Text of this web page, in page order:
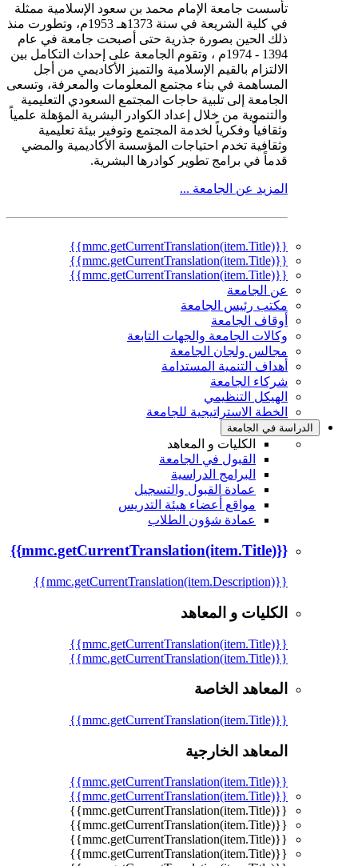
تأسست جامعة الإمام محمد بن سعود الإسلامية ممثلة
في كلية الشريعة في سنة 1373هـ 1953م، وتطورت منذ
ذلك الحين بصورة جذرية حتى أصبحت جامعة في عام
1394 - 1974م ، وتقوم الجامعة على إحداث التكامل بين
الالتزام بالقيم الإسلامية والتميز الأكاديمي من أجل
المساهمة في بناء مجتمع المعلومات والمعرفة، وتسعى
الجامعة إلى تلبية حاجات المجتمع السعودي التعليمية
والتنموية من خلال إعداد الكوادر البشرية المؤهلة علمياً
وثقافياً وفكرياً لخدمة المجتمع وتوفير بيئة تعليمية
وثقافية تخدم احتياجات المؤسسة الأكاديمية والمضي
قدماً في برامج تطوير كوادرها البشرية.
المزيد عن الجامعة ...
{{mmc.getCurrentTranslation(item.Title)}}
{{mmc.getCurrentTranslation(item.Title)}}
{{mmc.getCurrentTranslation(item.Title)}}
عن الجامعة
مكتب رئيس الجامعة
أوقاف الجامعة
وكالات الجامعة والجهات التابعة
مجالس ولجان الجامعة
أهداف التنمية المستدامة
شركاء الجامعة
الهيكل التنظيمي
الخطة الاستراتيجية للجامعة
الدراسة في الجامعة
الكليات و المعاهد
القبول في الجامعة
البرامج الدراسية
عمادة القبول والتسجيل
مواقع أعضاء هيئة التدريس
عمادة شؤون الطلاب
{{mmc.getCurrentTranslation(item.Title)}}
{{mmc.getCurrentTranslation(item.Description)}}
الكليات و المعاهد
{{mmc.getCurrentTranslation(item.Title)}}
{{mmc.getCurrentTranslation(item.Title)}}
المعاهد الخاصة
{{mmc.getCurrentTranslation(item.Title)}}
المعاهد الخارجية
{{mmc.getCurrentTranslation(item.Title)}}
{{mmc.getCurrentTranslation(item.Title)}}
{{mmc.getCurrentTranslation(item.Title)}}
{{mmc.getCurrentTranslation(item.Title)}}
{{mmc.getCurrentTranslation(item.Title)}}
{{mmc.getCurrentTranslation(item.Title)}}